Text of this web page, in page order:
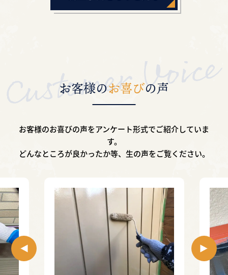
お客様のお喜びの声
お客様のお喜びの声をアンケート形式でご紹介していま
す。
どんなところが良かったか等、生の声をご覧ください。